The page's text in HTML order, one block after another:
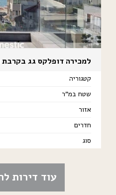
למכירה דופלקס גג
קטגוריה
שטח במ"ר
אזור
חדרים
סוג
עוד דירות